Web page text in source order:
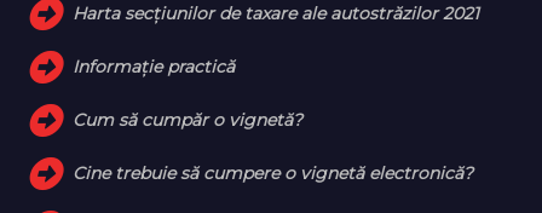
Harta secțiunilor de taxare ale autostrăzilor 2021
Informație practică
Cum să cumpăr o vignetă?
Cine trebuie să cumpere o vignetă electronică?